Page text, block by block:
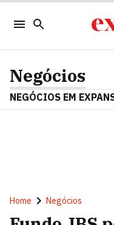
Negócios
NEGÓCIOS EM
Home Negócios